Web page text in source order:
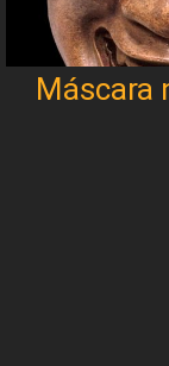
Máscara